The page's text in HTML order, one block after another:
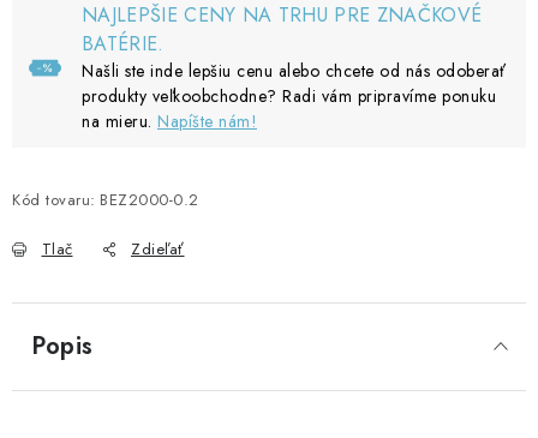
NAJLEPŠIE CENY NA TRHU PRE ZNAČKOVÉ
BATÉRIE.
Našli ste inde lepšiu cenu alebo chcete od nás odoberať
produkty veľkoobchodne? Radi vám pripravíme ponuku
na mieru. Napíšte nám!
Kód tovaru: BEZ2000-0.2
Tlač Zdieľať
Popis